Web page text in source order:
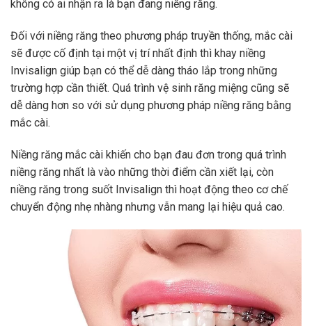
không có ai nhận ra là bạn đang niềng răng.
Đối với niềng răng theo phương pháp truyền thống, mắc cài
sẽ được cố định tại một vị trí nhất định thì khay niềng
Invisalign giúp bạn có thể dễ dàng tháo lắp trong những
trường hợp cần thiết. Quá trình vệ sinh răng miệng cũng sẽ
dễ dàng hơn so với sử dụng phương pháp niềng răng bằng
mắc cài.
Niềng răng mắc cài khiến cho bạn đau đơn trong quá trình
niềng răng nhất là vào những thời điểm cần xiết lại, còn
niềng răng trong suốt Invisalign thì hoạt động theo cơ chế
chuyển động nhẹ nhàng nhưng vẫn mang lại hiệu quả cao.